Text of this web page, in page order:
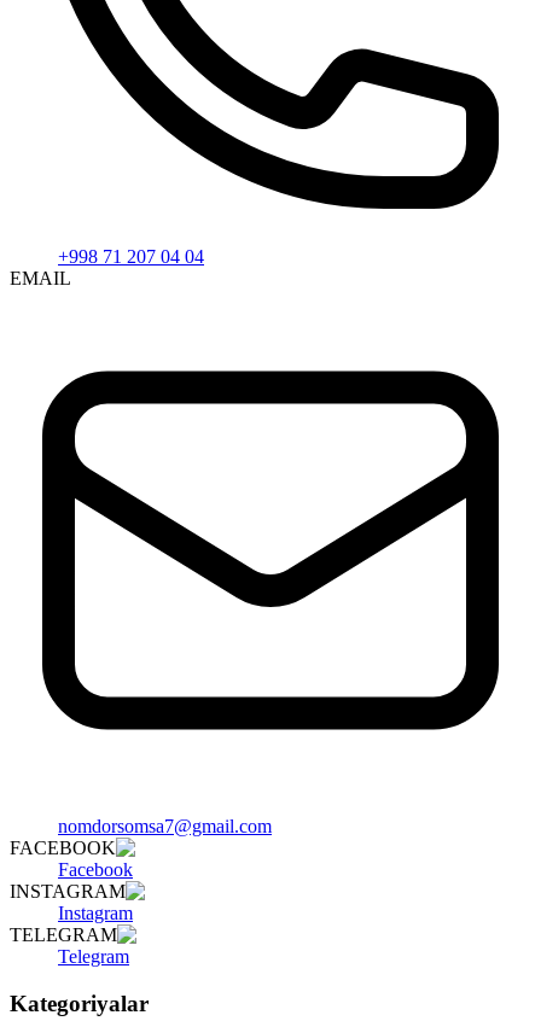
+998 71 207 04 04
EMAIL
nomdorsomsa7@gmail.com
FACEBOOK
Facebook
INSTAGRAM
Instagram
TELEGRAM
Telegram
Kategoriyalar